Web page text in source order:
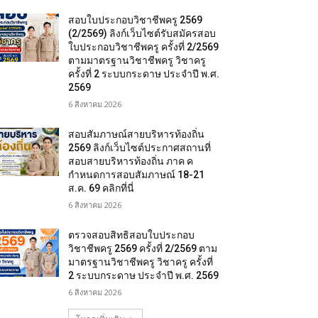
สอบใบประกอบวิชาชีพครู 2569
(2/2569) ลิงก์เว็บไซต์รับสมัครสอบ
ใบประกอบวิชาชีพครู ครั้งที่ 2/2569
ตามมาตรฐานวิชาชีพครู วิชาครู
ครั้งที่ 2 ระบบกระดาษ ประจำปี พ.ศ.
2569
6 สิงหาคม 2026
สอบสัมภาษณ์สายบริหารท้องถิ่น
2569 ลิงก์เว็บไซต์ประกาศสถานที่
สอบสายบริหารท้องถิ่น ภาค ค
กำหนดการสอบสัมภาษณ์ 18-21
ส.ค. 69 คลิกที่นี่
6 สิงหาคม 2026
ตรวจสอบสิทธิสอบใบประกอบ
วิชาชีพครู 2569 ครั้งที่ 2/2569 ตาม
มาตรฐานวิชาชีพครู วิชาครู ครั้งที่
2 ระบบกระดาษ ประจำปี พ.ศ. 2569
6 สิงหาคม 2026